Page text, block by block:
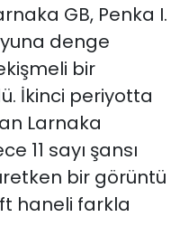
GB, Penka I.
denge
bir
İkinci periyotta
Larnaka
11 sayı şansı
bir görüntü
haneli farkla